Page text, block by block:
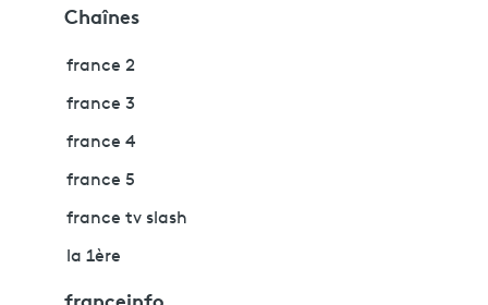
Chaînes
france 2
france 3
france 4
france 5
france tv slash
la 1ère
franceinfo